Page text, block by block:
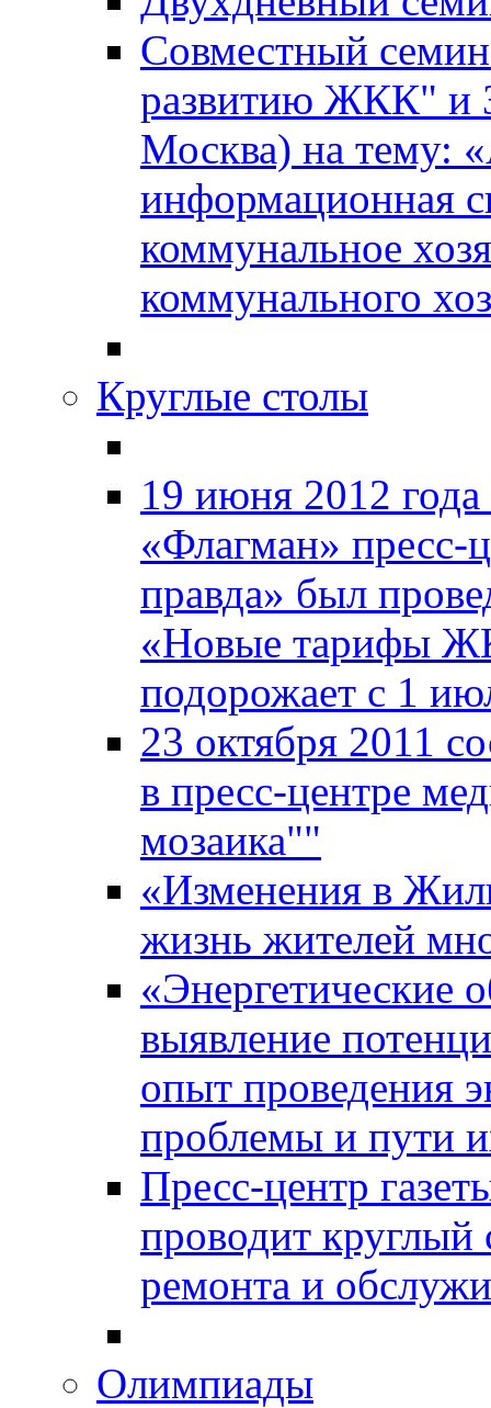
Совместный
развитию ЖКК"
Москва) на тему:
информационная
коммунальное
коммунального
Круглые столы
19 июня 2012
«Флагман» пресс-
правда» был
«Новые тарифы
подорожает с 1
23 октября 2011
в пресс-центре
мозаика""
«Изменения в
жизнь жителей
«Энергетические
выявление
опыт проведения
проблемы и пути
Пресс-центр
проводит
ремонта и
Олимпиады